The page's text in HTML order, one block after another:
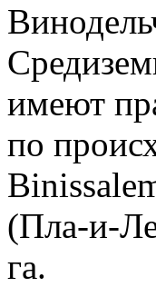
имеют
по
(Пла-и-
га.